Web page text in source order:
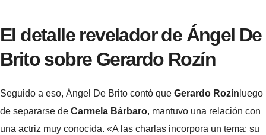
El detalle revelador de Ángel De
Brito sobre Gerardo Rozín
Seguido a eso, Ángel De Brito contó que Gerardo Rozín luego
de separarse de Carmela Bárbaro, mantuvo una relación con
una actriz muy conocida. «A las charlas incorpora un tema: su